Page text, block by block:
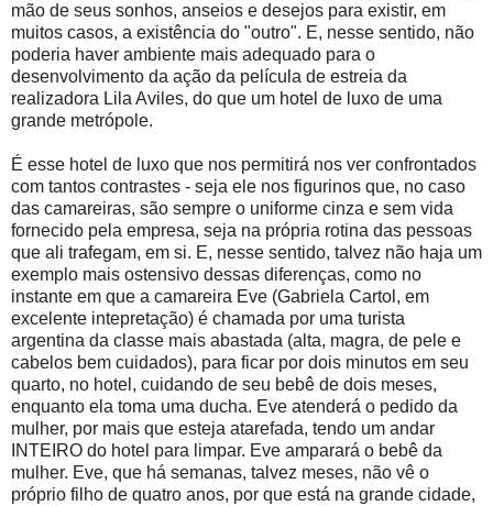
mão de seus sonhos, anseios e desejos para existir, em
muitos casos, a existência do "outro". E, nesse sentido, não
poderia haver ambiente mais adequado para o
desenvolvimento da ação da película de estreia da
realizadora Lila Aviles, do que um hotel de luxo de uma
grande metrópole.
É esse hotel de luxo que nos permitirá nos ver confrontados
com tantos contrastes - seja ele nos figurinos que, no caso
das camareiras, são sempre o uniforme cinza e sem vida
fornecido pela empresa, seja na própria rotina das pessoas
que ali trafegam, em si. E, nesse sentido, talvez não haja um
exemplo mais ostensivo dessas diferenças, como no
instante em que a camareira Eve (Gabriela Cartol, em
excelente intepretação) é chamada por uma turista
argentina da classe mais abastada (alta, magra, de pele e
cabelos bem cuidados), para ficar por dois minutos em seu
quarto, no hotel, cuidando de seu bebê de dois meses,
enquanto ela toma uma ducha. Eve atenderá o pedido da
mulher, por mais que esteja atarefada, tendo um andar
INTEIRO do hotel para limpar. Eve amparará o bebê da
mulher. Eve, que há semanas, talvez meses, não vê o
próprio filho de quatro anos, por que está na grande cidade,